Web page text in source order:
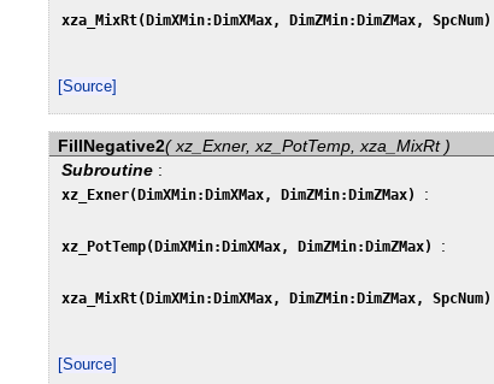
xza_MixRt(DimXMin:DimXMax, DimZMin:DimZMax, SpcNum)
[Source]
FillNegative2( xz_Exner, xz_PotTemp, xza_MixRt )
Subroutine :
xz_Exner(DimXMin:DimXMax, DimZMin:DimZMax) :
xz_PotTemp(DimXMin:DimXMax, DimZMin:DimZMax) :
xza_MixRt(DimXMin:DimXMax, DimZMin:DimZMax, SpcNum)
[Source]